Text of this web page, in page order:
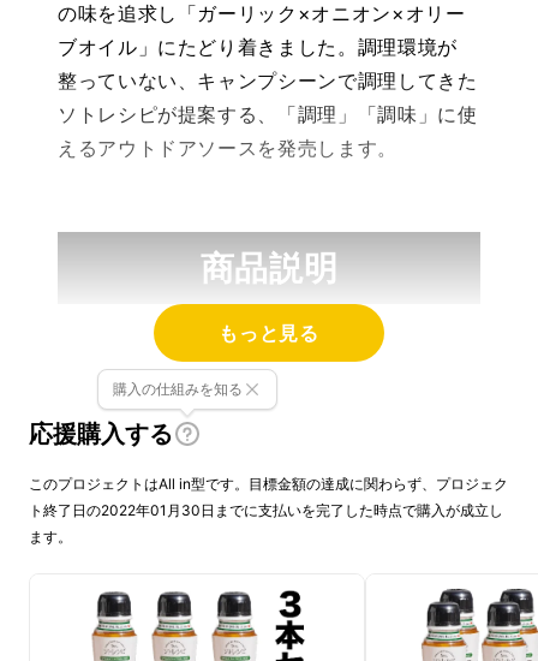
の味を追求し「ガーリック×オニオン×オリー
ブオイル」にたどり着きました。調理環境が
整っていない、キャンプシーンで調理してきた
ソトレシピが提案する、「調理」「調味」に使
えるアウトドアソースを発売します。
商品説明
１．「調理」と「調味」を1本
で完結！『ガリオニ』の3つ
の使い方
もっと見る
応援購入する
購入の仕組みを知る
このプロジェクトはAll in型です。目標金額の達成に関わらず、プロジェク
ト終了日の2022年01月30日までに支払いを完了した時点で購入が成立し
ます。